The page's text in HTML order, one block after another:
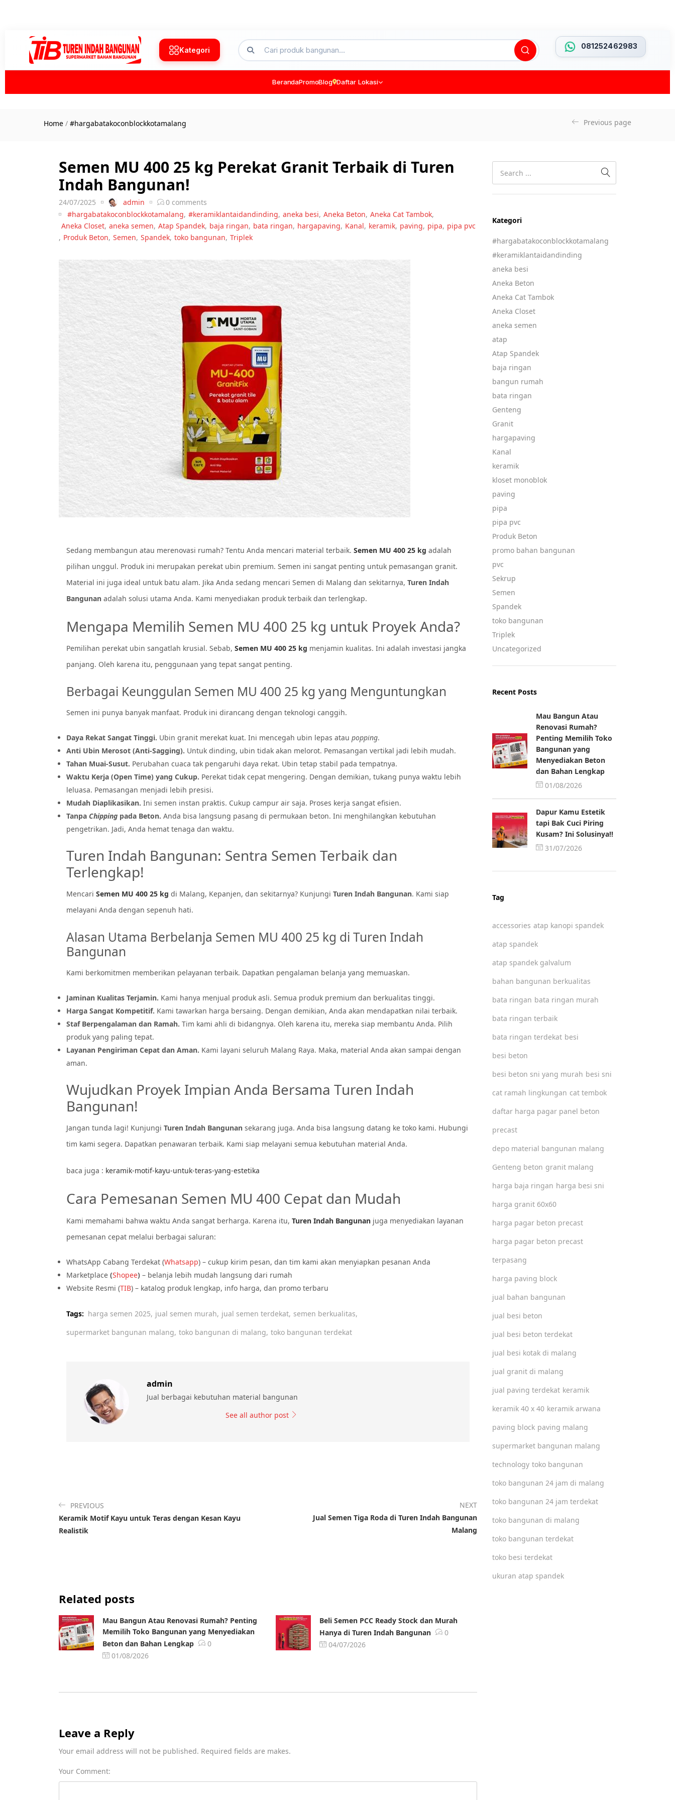
Kategori 081252462983
BerandaPromoBlog Daftar Lokasi
Home / #hargabatakoconblockkotamalang Previous page
Kategori
#hargabatakoconblockkotamalang
#keramiklantaidandinding
aneka besi
Aneka Beton
Aneka Cat Tambok
Aneka Closet
aneka semen
atap
Atap Spandek
baja ringan
bangun rumah
bata ringan
Genteng
Granit
hargapaving
Kanal
keramik
kloset monoblok
paving
pipa
pipa pvc
Produk Beton
promo bahan bangunan
pvc
Sekrup
Semen
Spandek
toko bangunan
Triplek
Uncategorized
Recent Posts
Mau Bangun Atau
Renovasi Rumah?
Penting Memilih Toko
Bangunan yang
Menyediakan Beton
dan Bahan Lengkap
01/08/2026
Dapur Kamu Estetik
tapi Bak Cuci Piring
Kusam? Ini Solusinya!!
31/07/2026
Tag
accessories atap kanopi spandek
atap spandek
atap spandek galvalum
bahan bangunan berkualitas
bata ringan bata ringan murah
bata ringan terbaik
bata ringan terdekat besi
besi beton
besi beton sni yang murah besi sni
cat ramah lingkungan cat tembok
daftar harga pagar panel beton
precast
depo material bangunan malang
Genteng beton granit malang
harga baja ringan harga besi sni
harga granit 60x60
harga pagar beton precast
harga pagar beton precast
terpasang
harga paving block
jual bahan bangunan
jual besi beton
jual besi beton terdekat
jual besi kotak di malang
jual granit di malang
jual paving terdekat keramik
keramik 40 x 40 keramik arwana
paving block paving malang
supermarket bangunan malang
technology toko bangunan
toko bangunan 24 jam di malang
toko bangunan 24 jam terdekat
toko bangunan di malang
toko bangunan terdekat
toko besi terdekat
ukuran atap spandek
Semen MU 400 25 kg Perekat Granit Terbaik di Turen
Indah Bangunan!
24/07/2025 admin 0 comments
#hargabatakoconblockkotamalang, #keramiklantaidandinding, aneka besi, Aneka Beton, Aneka Cat Tambok,
Aneka Closet, aneka semen, Atap Spandek, baja ringan, bata ringan, hargapaving, Kanal, keramik, paving, pipa, pipa pvc
, Produk Beton, Semen, Spandek, toko bangunan, Triplek
Sedang membangun atau merenovasi rumah? Tentu Anda mencari material terbaik. Semen MU 400 25 kg adalah
pilihan unggul. Produk ini merupakan perekat ubin premium. Semen ini sangat penting untuk pemasangan granit.
Material ini juga ideal untuk batu alam. Jika Anda sedang mencari Semen di Malang dan sekitarnya, Turen Indah
Bangunan adalah solusi utama Anda. Kami menyediakan produk terbaik dan terlengkap.
Mengapa Memilih Semen MU 400 25 kg untuk Proyek Anda?
Pemilihan perekat ubin sangatlah krusial. Sebab, Semen MU 400 25 kg menjamin kualitas. Ini adalah investasi jangka
panjang. Oleh karena itu, penggunaan yang tepat sangat penting.
Berbagai Keunggulan Semen MU 400 25 kg yang Menguntungkan
Semen ini punya banyak manfaat. Produk ini dirancang dengan teknologi canggih.
Daya Rekat Sangat Tinggi. Ubin granit merekat kuat. Ini mencegah ubin lepas atau popping.
Anti Ubin Merosot (Anti-Sagging). Untuk dinding, ubin tidak akan melorot. Pemasangan vertikal jadi lebih mudah.
Tahan Muai-Susut. Perubahan cuaca tak pengaruhi daya rekat. Ubin tetap stabil pada tempatnya.
Waktu Kerja (Open Time) yang Cukup. Perekat tidak cepat mengering. Dengan demikian, tukang punya waktu lebih
leluasa. Pemasangan menjadi lebih presisi.
Mudah Diaplikasikan. Ini semen instan praktis. Cukup campur air saja. Proses kerja sangat efisien.
Tanpa Chipping pada Beton. Anda bisa langsung pasang di permukaan beton. Ini menghilangkan kebutuhan
pengetrikan. Jadi, Anda hemat tenaga dan waktu.
Turen Indah Bangunan: Sentra Semen Terbaik dan
Terlengkap!
Mencari Semen MU 400 25 kg di Malang, Kepanjen, dan sekitarnya? Kunjungi Turen Indah Bangunan. Kami siap
melayani Anda dengan sepenuh hati.
Alasan Utama Berbelanja Semen MU 400 25 kg di Turen Indah
Bangunan
Kami berkomitmen memberikan pelayanan terbaik. Dapatkan pengalaman belanja yang memuaskan.
Jaminan Kualitas Terjamin. Kami hanya menjual produk asli. Semua produk premium dan berkualitas tinggi.
Harga Sangat Kompetitif. Kami tawarkan harga bersaing. Dengan demikian, Anda akan mendapatkan nilai terbaik.
Staf Berpengalaman dan Ramah. Tim kami ahli di bidangnya. Oleh karena itu, mereka siap membantu Anda. Pilih
produk yang paling tepat.
Layanan Pengiriman Cepat dan Aman. Kami layani seluruh Malang Raya. Maka, material Anda akan sampai dengan
aman.
Wujudkan Proyek Impian Anda Bersama Turen Indah
Bangunan!
Jangan tunda lagi! Kunjungi Turen Indah Bangunan sekarang juga. Anda bisa langsung datang ke toko kami. Hubungi
tim kami segera. Dapatkan penawaran terbaik. Kami siap melayani semua kebutuhan material Anda.
baca juga : keramik-motif-kayu-untuk-teras-yang-estetika
Cara Pemesanan Semen MU 400 Cepat dan Mudah
Kami memahami bahwa waktu Anda sangat berharga. Karena itu, Turen Indah Bangunan juga menyediakan layanan
pemesanan cepat melalui berbagai saluran:
WhatsApp Cabang Terdekat (Whatsapp) – cukup kirim pesan, dan tim kami akan menyiapkan pesanan Anda
Marketplace (Shopee) – belanja lebih mudah langsung dari rumah
Website Resmi (TIB) – katalog produk lengkap, info harga, dan promo terbaru
Tags: harga semen 2025, jual semen murah, jual semen terdekat, semen berkualitas,
supermarket bangunan malang, toko bangunan di malang, toko bangunan terdekat
admin
Jual berbagai kebutuhan material bangunan
See all author post
PREVIOUS
Keramik Motif Kayu untuk Teras dengan Kesan Kayu
Realistik
NEXT
Jual Semen Tiga Roda di Turen Indah Bangunan
Malang
Related posts
Mau Bangun Atau Renovasi Rumah? Penting
Memilih Toko Bangunan yang Menyediakan
Beton dan Bahan Lengkap
0
01/08/2026
Beli Semen PCC Ready Stock dan Murah
Hanya di Turen Indah Bangunan
0
04/07/2026
Leave a Reply
Your email address will not be published. Required fields are makes.
Your Comment: